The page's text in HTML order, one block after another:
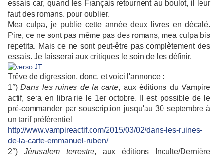
essais car, quand les Français retournent au boulot, il leur
faut des romans, pour oublier.
Mea culpa, je publie cette année deux livres en décalé.
Pire, ce ne sont pas même pas des romans, mea culpa bis
repetita. Mais ce ne sont peut-être pas complètement des
essais. Je laisserai aux critiques le soin de les définir.
Trêve de digression, donc, et voici l'annonce :
1°)Dans les ruines de la carte, aux éditions du Vampire
actif, sera en librairie le 1er octobre. Il est possible de le
pré-commander par souscription jusqu'au 30 septembre à
un tarif préférentiel.
http://www.vampireactif.com/2015/03/02/dans-les-ruines-
de-la-carte-emmanuel-ruben/
2°) Jérusalem terrestre, aux éditions Inculte/Dernière